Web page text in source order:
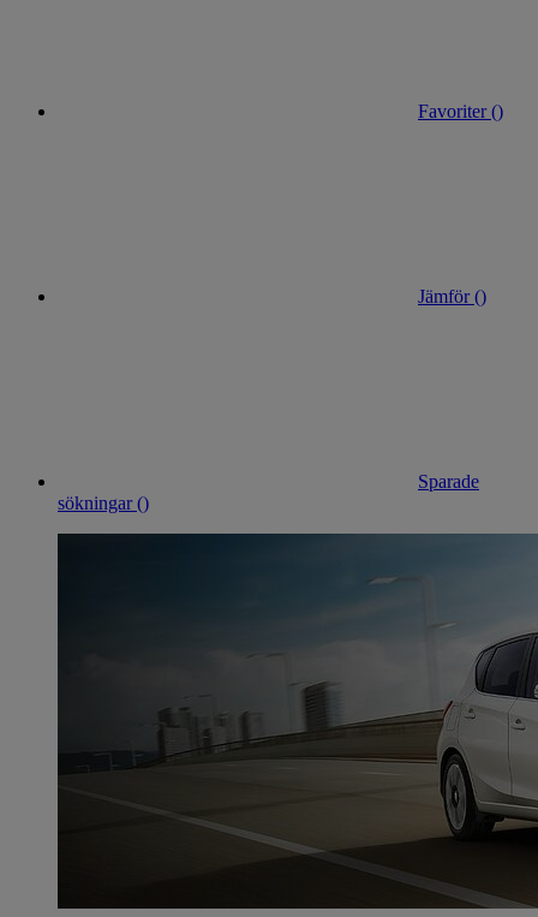
Favoriter ()
Jämför ()
Sparade
sökningar ()